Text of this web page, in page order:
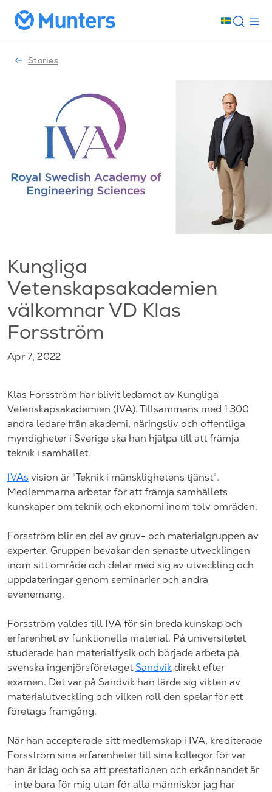
Stories
Kungliga
Vetenskapsakademien
välkomnar VD Klas
Forsström
Apr 7, 2022
Klas Forsström har blivit ledamot av Kungliga
Vetenskapsakademien (IVA). Tillsammans med 1 300
andra ledare från akademi, näringsliv och offentliga
myndigheter i Sverige ska han hjälpa till att främja
teknik i samhället.
IVAs vision är "Teknik i mänsklighetens tjänst".
Medlemmarna arbetar för att främja samhällets
kunskaper om teknik och ekonomi inom tolv områden.
Forsström blir en del av gruv- och materialgruppen av
experter. Gruppen bevakar den senaste utvecklingen
inom sitt område och delar med sig av utveckling och
uppdateringar genom seminarier och andra
evenemang.
Forsström valdes till IVA för sin breda kunskap och
erfarenhet av funktionella material. På universitetet
studerade han materialfysik och började arbeta på
svenska ingenjörsföretaget Sandvik direkt efter
examen. Det var på Sandvik han lärde sig vikten av
materialutveckling och vilken roll den spelar för ett
företags framgång.
När han accepterade sitt medlemskap i IVA, krediterade
Forsström sina erfarenheter till sina kollegor för var
han är idag och sa att prestationen och erkännandet är
- inte bara för mig utan för alla människor jag har